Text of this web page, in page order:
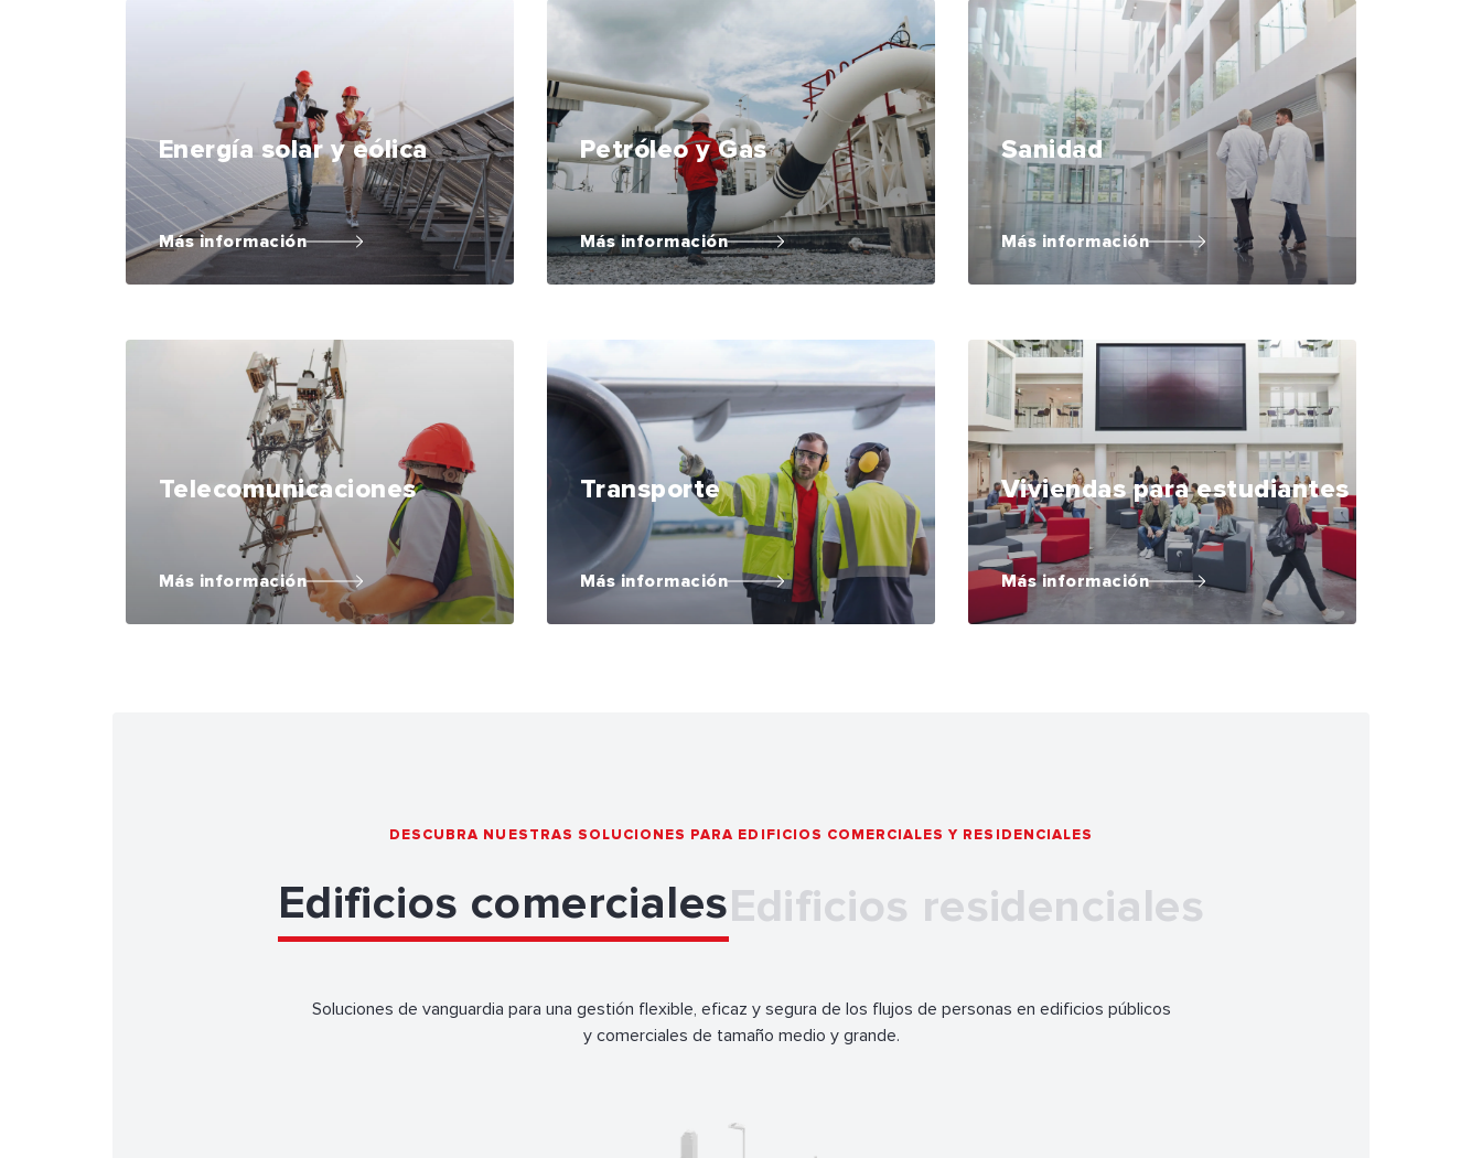
Energía solar y eólica
Más información
Petróleo y Gas
Más información
Sanidad
Más información
Telecomunicaciones
Más información
Transporte
Más información
Viviendas para estudiantes
Más información
DESCUBRA NUESTRAS SOLUCIONES PARA EDIFICIOS COMERCIALES Y RESIDENCIALES
Edificios comercialesEdificios residenciales
Soluciones de vanguardia para una gestión flexible, eficaz y segura de los flujos de personas en edificios públicos
y comerciales de tamaño medio y grande.